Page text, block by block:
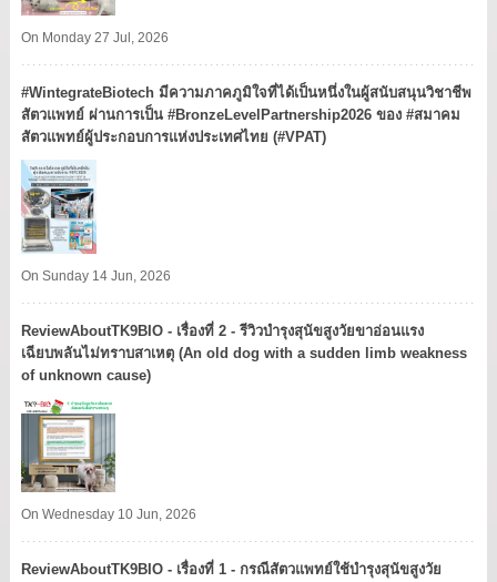
On Monday 27 Jul, 2026
#WintegrateBiotech มีความภาคภูมิใจที่ได้เป็นหนึ่งในผู้สนับสนุนวิชาชีพ
สัตวแพทย์ ผ่านการเป็น #BronzeLevelPartnership2026 ของ #สมาคม
สัตวแพทย์ผู้ประกอบการแห่งประเทศไทย (#VPAT)
On Sunday 14 Jun, 2026
ReviewAboutTK9BIO - เรื่องที่ 2 - รีวิวบำรุงสุนัขสูงวัยขาอ่อนแรง
เฉียบพลันไม่ทราบสาเหตุ (An old dog with a sudden limb weakness
of unknown cause)
On Wednesday 10 Jun, 2026
ReviewAboutTK9BIO - เรื่องที่ 1 - กรณีสัตวแพทย์ใช้บำรุงสุนัขสูงวัย